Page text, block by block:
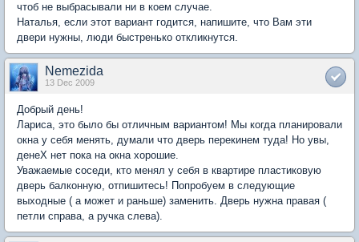
чтоб не выбрасывали ни в коем случае.
Наталья, если этот вариант годится, напишите, что Вам эти
двери нужны, люди быстренько откликнутся.
Nemezida
13 Dec 2009
Добрый день!
Лариса, это было бы отличным вариантом! Мы когда планировали
окна у себя менять, думали что дверь перекинем туда! Но увы,
денеХ нет пока на окна хорошие.
Уважаемые соседи, кто менял у себя в квартире пластиковую
дверь балконную, отпишитесь! Попробуем в следующие
выходные ( а может и раньше) заменить. Дверь нужна правая (
петли справа, а ручка слева).